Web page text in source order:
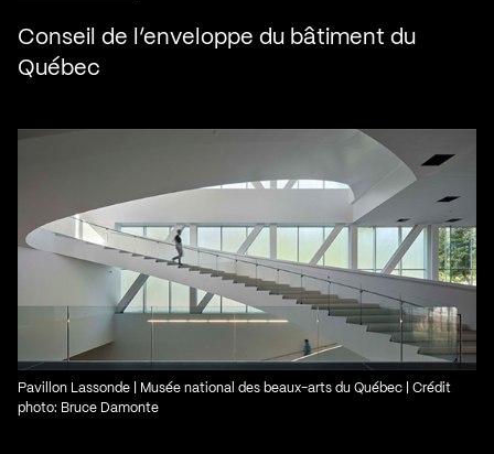
Conseil de l’enveloppe du bâtiment du
Québec
Pavillon Lassonde | Musée national des beaux-arts du Québec | Crédit
photo: Bruce Damonte